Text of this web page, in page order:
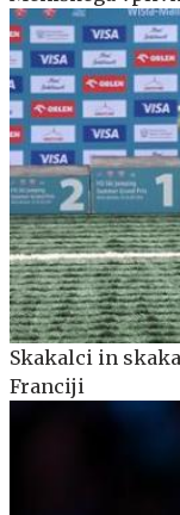
Skakalci in
Franciji